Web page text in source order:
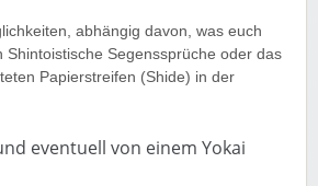
abhängig davon, was euch
Shintoistische Segenssprüche oder das
Papierstreifen (Shide) in der
eventuell von einem Yokai